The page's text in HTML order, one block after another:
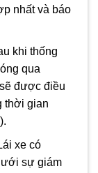
nhất và báo
khi thống
qua
được điều
thời gian
xe có
sự giám